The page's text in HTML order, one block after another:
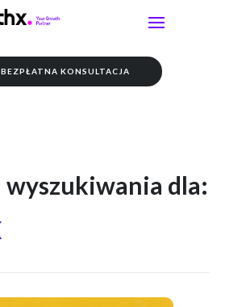
BEZPŁATNA KONSULTACJA
dla: